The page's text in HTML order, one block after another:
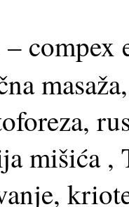
– compex
mišića